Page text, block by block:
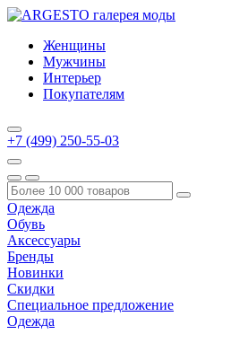
Женщины
Мужчины
Интерьер
Покупателям
+7 (499) 250-55-03
Одежда
Обувь
Аксессуары
Бренды
Новинки
Скидки
Специальное предложение
Одежда